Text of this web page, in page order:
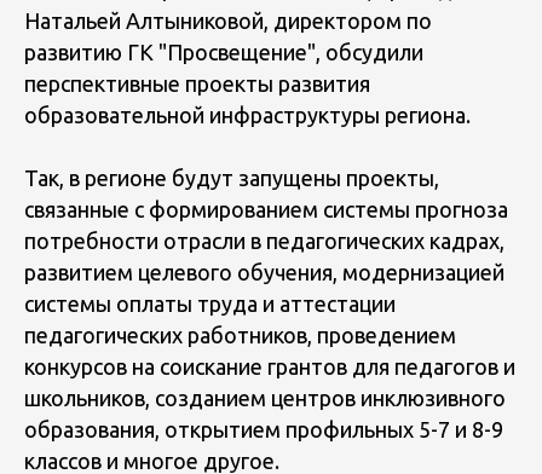
Натальей Алтыниковой, директором по
развитию ГК "Просвещение", обсудили
перспективные проекты развития
образовательной инфраструктуры региона.
Так, в регионе будут запущены проекты,
связанные с формированием системы прогноза
потребности отрасли в педагогических кадрах,
развитием целевого обучения, модернизацией
системы оплаты труда и аттестации
педагогических работников, проведением
конкурсов на соискание грантов для педагогов и
школьников, созданием центров инклюзивного
образования, открытием профильных 5-7 и 8-9
классов и многое другое.